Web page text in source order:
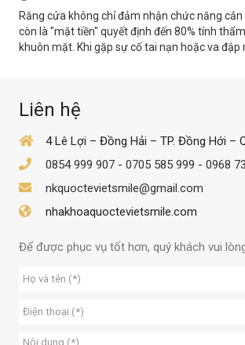
Răng cửa không chỉ đảm nhận chức năng
còn là "mặt tiền" quyết định đến 80% tính
khuôn mặt. Khi gặp sự cố tai nạn hoặc va đập
Liên hệ
4 Lê Lợi – Đồng Hải – TP. Đồng Hới –
0854 999 907 - 0705 585 999 - 0968
nkquoctevietsmile@gmail.com
nhakhoaquoctevietsmile.com
Để được phục vụ tốt hơn, quý khách vui